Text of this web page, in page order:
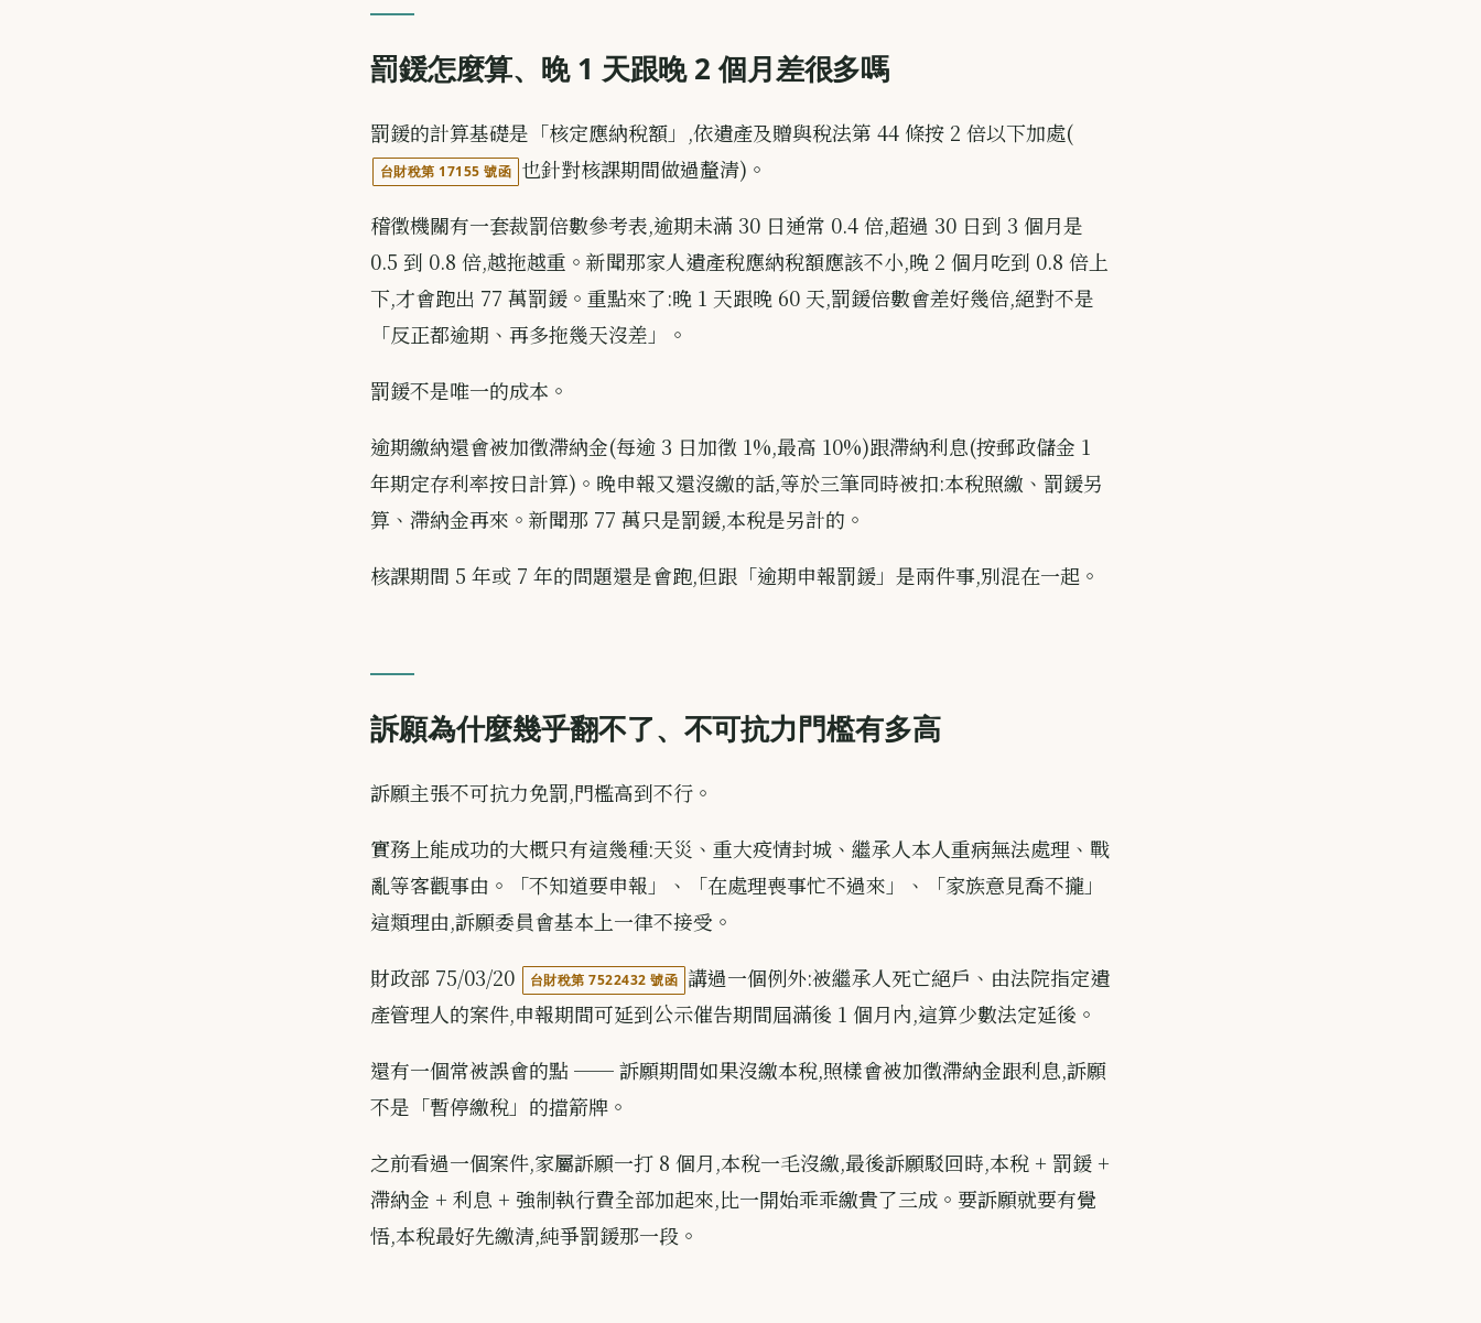
罰鍰怎麼算、晚 1 天跟晚 2 個月差很多嗎
罰鍰的計算基礎是「核定應納稅額」,依遺產及贈與稅法第 44 條按 2 倍以下加處(
台財稅第 17155 號函 也針對核課期間做過釐清)。
稽徵機關有一套裁罰倍數參考表,逾期未滿 30 日通常 0.4 倍,超過 30 日到 3 個月是
0.5 到 0.8 倍,越拖越重。新聞那家人遺產稅應納稅額應該不小,晚 2 個月吃到 0.8 倍上
下,才會跑出 77 萬罰鍰。重點來了:晚 1 天跟晚 60 天,罰鍰倍數會差好幾倍,絕對不是
「反正都逾期、再多拖幾天沒差」。
罰鍰不是唯一的成本。
逾期繳納還會被加徵滯納金(每逾 3 日加徵 1%,最高 10%)跟滯納利息(按郵政儲金 1
年期定存利率按日計算)。晚申報又還沒繳的話,等於三筆同時被扣:本稅照繳、罰鍰另
算、滯納金再來。新聞那 77 萬只是罰鍰,本稅是另計的。
核課期間 5 年或 7 年的問題還是會跑,但跟「逾期申報罰鍰」是兩件事,別混在一起。
訴願為什麼幾乎翻不了、不可抗力門檻有多高
訴願主張不可抗力免罰,門檻高到不行。
實務上能成功的大概只有這幾種:天災、重大疫情封城、繼承人本人重病無法處理、戰
亂等客觀事由。「不知道要申報」、「在處理喪事忙不過來」、「家族意見喬不攏」
這類理由,訴願委員會基本上一律不接受。
財政部 75/03/20
台財稅第 7522432 號函 講過一個例外:被繼承人死亡絕戶、由法院指定遺
產管理人的案件,申報期間可延到公示催告期間屆滿後 1 個月內,這算少數法定延後。
還有一個常被誤會的點 ── 訴願期間如果沒繳本稅,照樣會被加徵滯納金跟利息,訴願
不是「暫停繳稅」的擋箭牌。
之前看過一個案件,家屬訴願一打 8 個月,本稅一毛沒繳,最後訴願駁回時,本稅 + 罰鍰 +
滯納金 + 利息 + 強制執行費全部加起來,比一開始乖乖繳貴了三成。要訴願就要有覺
悟,本稅最好先繳清,純爭罰鍰那一段。